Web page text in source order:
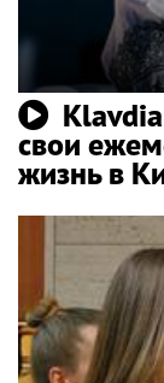
свои
жизнь в